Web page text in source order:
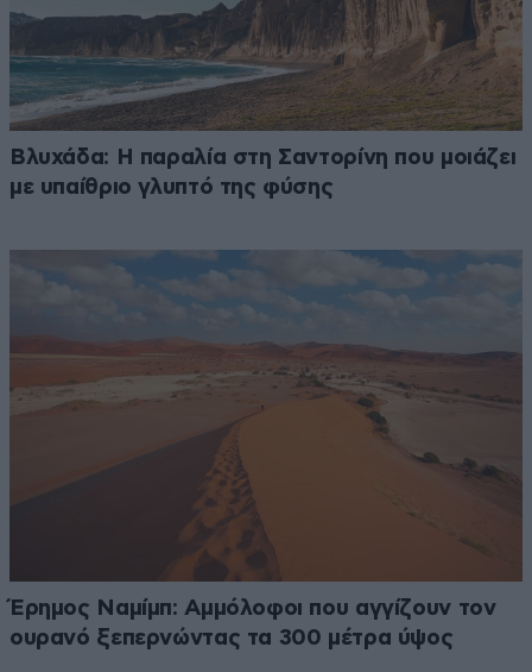
Βλυχάδα: Η παραλία στη Σαντορίνη που μοιάζει
με υπαίθριο γλυπτό της φύσης
Έρημος Ναμίμπ: Αμμόλοφοι που αγγίζουν τον
ουρανό ξεπερνώντας τα 300 μέτρα ύψος